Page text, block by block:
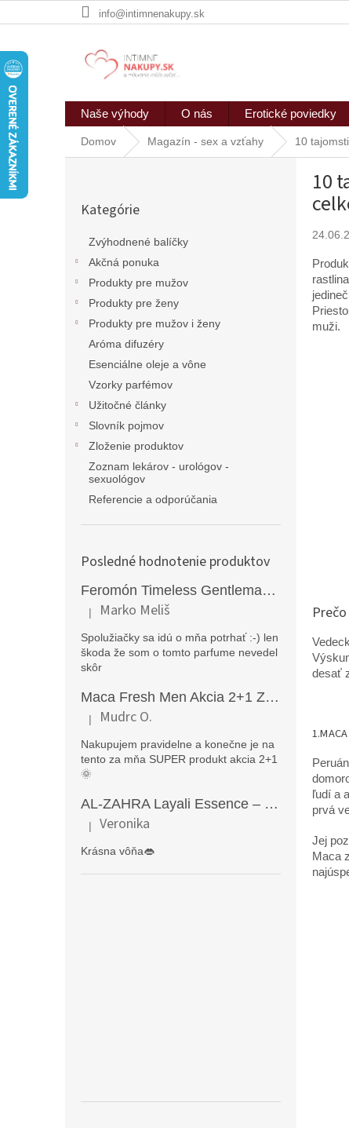
na
info@intimnenakupy.sk
Naše výhody O nás Erotické poviedky
Domov Magazín - sex a vzťahy 10
kategórie
Kategórie
Zvýhodnené balíčky
Akčná ponuka
Produkty pre mužov
Produkty pre ženy
Produkty pre mužov i ženy
Aróma difuzéry
Esenciálne oleje a vône
Vzorky parfémov
Užitočné články
Slovník pojmov
Zloženie produktov
Zoznam lekárov - urológov -
sexuológov
Referencie a odporúčania
Posledné hodnotenie produktov
Feromón Timeless Gentleman silný feromónový parfém pre mužov - 50ml
Hodnotenie produktu je 5 z 5 hviezdičiek.
| Marko Meliš
Spolužiačky sa idú o mňa potrhať :-) len
škoda že som o tomto parfume nevedel
skôr
Maca Fresh Men Akcia 2+1 ZDARMA (270kapsúl )
Hodnotenie produktu je 5 z 5 hviezdičiek.
| Mudrc O.
Nakupujem pravidelne a konečne je na
tento za mňa SUPER produkt akcia 2+1
🌞
AL-ZAHRA Layali Essence – zmyselný arabský parfém pre ženy s originálnymi orientálnymi tónmi v luxusnom dubajskom štýle (50 ml)
Hodnotenie produktu je 5 z 5 hviezdičiek.
| Veronika
Krásna vôňa👄
10
muži.
desať
ľudí a
prvá
Jej
Maca